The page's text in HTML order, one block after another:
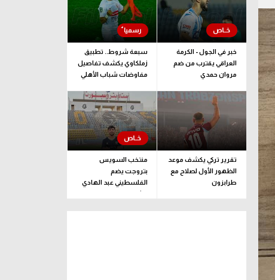
خبر في الجول - الكرمة
العراقي يقترب من ضم
مروان حمدي
سبعة شروط.. تطبيق
زملكاوي يكشف تفاصيل
مفاوضات شباب الأهلي
تقرير تركي يكشف موعد
الظهور الأول لصلاح مع
طرابزون
منتخب السويس
بتروجت يضم
الفلسطيني عبد الهادي
راشد